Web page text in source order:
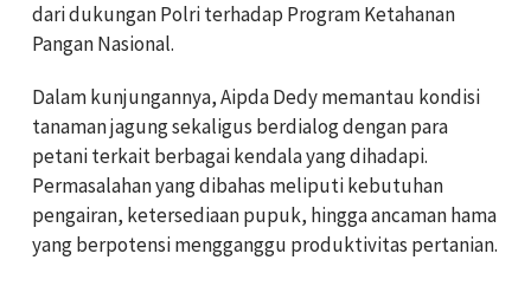
dari dukungan Polri terhadap Program Ketahanan
Pangan Nasional.
Dalam kunjungannya, Aipda Dedy memantau kondisi
tanaman jagung sekaligus berdialog dengan para
petani terkait berbagai kendala yang dihadapi.
Permasalahan yang dibahas meliputi kebutuhan
pengairan, ketersediaan pupuk, hingga ancaman hama
yang berpotensi mengganggu produktivitas pertanian.